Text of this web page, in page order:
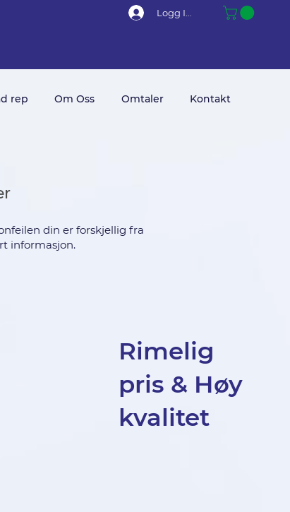
Logg Inn
rep Om Oss Omtaler Kontakt
din er forskjellig fra
informasjon.
Rimelig
pris & Høy
kvalitet